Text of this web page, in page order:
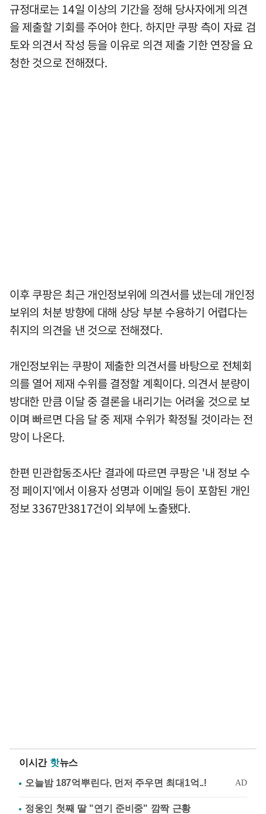
규정대로는 14일 이상의 기간을 정해 당사자에게 의견
을 제출할 기회를 주어야 한다. 하지만 쿠팡 측이 자료 검
토와 의견서 작성 등을 이유로 의견 제출 기한 연장을 요
청한 것으로 전해졌다.
이후 쿠팡은 최근 개인정보위에 의견서를 냈는데 개인정
보위의 처분 방향에 대해 상당 부분 수용하기 어렵다는
취지의 의견을 낸 것으로 전해졌다.
개인정보위는 쿠팡이 제출한 의견서를 바탕으로 전체회
의를 열어 제재 수위를 결정할 계획이다. 의견서 분량이
방대한 만큼 이달 중 결론을 내리기는 어려울 것으로 보
이며 빠르면 다음 달 중 제재 수위가 확정될 것이라는 전
망이 나온다.
한편 민관합동조사단 결과에 따르면 쿠팡은 '내 정보 수
정 페이지'에서 이용자 성명과 이메일 등이 포함된 개인
정보 3367만3817건이 외부에 노출됐다.
이시간 핫뉴스
정웅인 첫째 딸 "연기 준비중" 깜짝 근황